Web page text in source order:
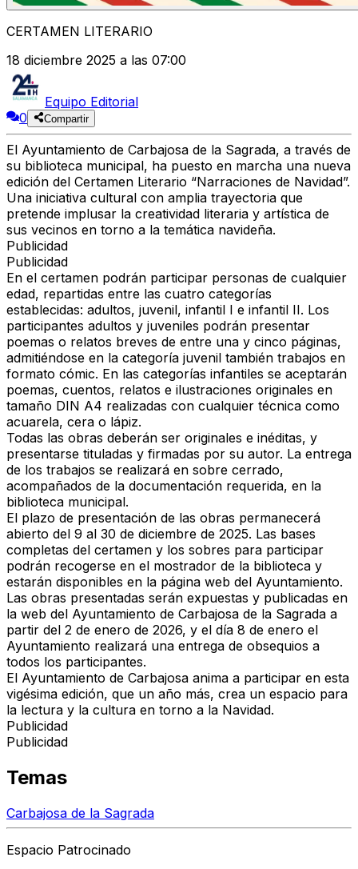
CERTAMEN LITERARIO
18 diciembre 2025 a las 07:00
Equipo Editorial
0
Compartir
El Ayuntamiento de Carbajosa de la Sagrada, a través de
su biblioteca municipal, ha puesto en marcha una nueva
edición del Certamen Literario “Narraciones de Navidad”.
Una iniciativa cultural con amplia trayectoria que
pretende implusar la creatividad literaria y artística de
sus vecinos en torno a la temática navideña.
Publicidad
Publicidad
En el certamen podrán participar personas de cualquier
edad, repartidas entre las cuatro categorías
establecidas: adultos, juvenil, infantil I e infantil II. Los
participantes adultos y juveniles podrán presentar
poemas o relatos breves de entre una y cinco páginas,
admitiéndose en la categoría juvenil también trabajos en
formato cómic. En las categorías infantiles se aceptarán
poemas, cuentos, relatos e ilustraciones originales en
tamaño DIN A4 realizadas con cualquier técnica como
acuarela, cera o lápiz.
Todas las obras deberán ser originales e inéditas, y
presentarse tituladas y firmadas por su autor. La entrega
de los trabajos se realizará en sobre cerrado,
acompañados de la documentación requerida, en la
biblioteca municipal.
El plazo de presentación de las obras permanecerá
abierto del 9 al 30 de diciembre de 2025. Las bases
completas del certamen y los sobres para participar
podrán recogerse en el mostrador de la biblioteca y
estarán disponibles en la página web del Ayuntamiento.
Las obras presentadas serán expuestas y publicadas en
la web del Ayuntamiento de Carbajosa de la Sagrada a
partir del 2 de enero de 2026, y el día 8 de enero el
Ayuntamiento realizará una entrega de obsequios a
todos los participantes.
El Ayuntamiento de Carbajosa anima a participar en esta
vigésima edición, que un año más, crea un espacio para
la lectura y la cultura en torno a la Navidad.
Publicidad
Publicidad
Temas
Carbajosa de la Sagrada
Espacio Patrocinado